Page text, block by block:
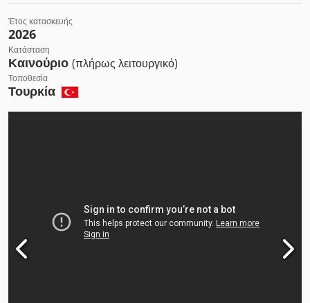
Έτος κατασκευής
2026
Κατάσταση
Καινούριο (πλήρως λειτουργικό)
Τοποθεσία
Τουρκία